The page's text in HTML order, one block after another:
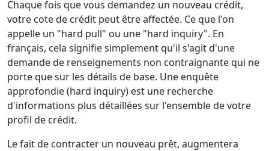
Chaque fois que vous demandez un nouveau crédit,
votre cote de crédit peut être affectée. Ce que l'on
appelle un "hard pull" ou une "hard inquiry". En
français, cela signifie simplement qu'il s'agit d'une
demande de renseignements non contraignante qui ne
porte que sur les détails de base. Une enquête
approfondie (hard inquiry) est une recherche
d'informations plus détaillées sur l'ensemble de votre
profil de crédit.
Le fait de contracter un nouveau prêt, augmentera